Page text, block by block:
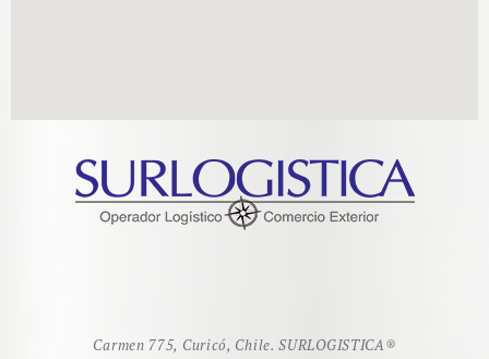
Carmen 775, Curicó, Chile. SURLOGISTICA®️